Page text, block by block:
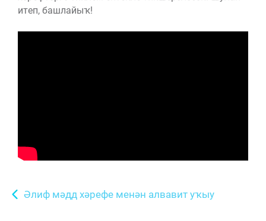
Әлиф мәдд хәрефе менән алвавит уҡыу
итеп, башлайыҡ!